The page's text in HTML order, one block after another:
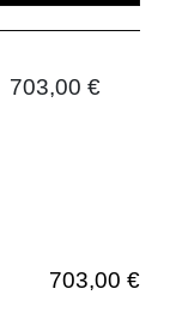
703,00 €
703,00 €